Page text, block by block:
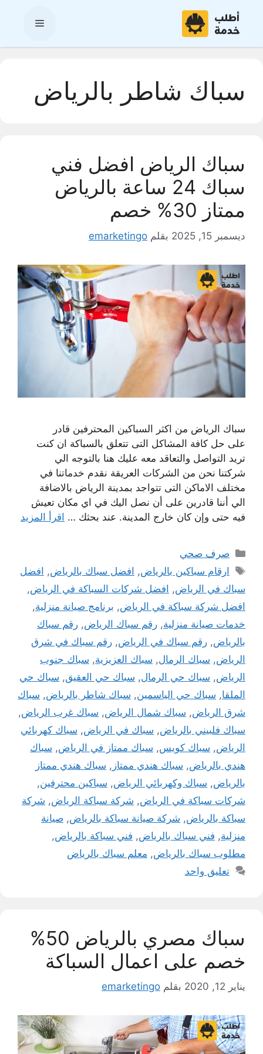
المحتوى
القائمة
سباك شاطر بالرياض
سباك الرياض افضل فني
سباك 24 ساعة بالرياض
ممتاز 30% خصم
ديسمبر 15, 2025 بقلم emarketingo
سباك الرياض من اكثر السباكين المحترفين قادر
على حل كافة المشاكل التى تتعلق بالسباكة ان كنت
تريد التواصل والتعاقد معه عليك هنا بالتوجه الي
شركتنا نحن من الشركات العريقة نقدم خدماتنا في
مختلف الاماكن التى تتواجد بمدينة الرياض بالاضافة
الي أننا قادرين على أن نصل اليك في اي مكان تعيش
فيه حتى وإن كان خارج المدينة. عند بحثك … اقرأ المزيد
التصنيفات
صرف صحي
الوسوم
ارقام سباكين بالرياض, افضل سباك بالرياض, افضل
سباك في الرياض, افضل شركات السباكة في الرياض,
افضل شركة سباكة في الرياض, برنامج صيانة منزلية,
خدمات صيانة منزلية, رقم سباك الرياض, رقم سباك
بالرياض, رقم سباك في الرياض, رقم سباك في شرق
الرياض, سباك الرمال, سباك العزيزية, سباك جنوب
الرياض, سباك حي الرمال, سباك حي العقيق, سباك حي
الملقا, سباك حي الياسمين, سباك شاطر بالرياض, سباك
شرق الرياض, سباك شمال الرياض, سباك غرب الرياض,
سباك فلبيني بالرياض, سباك في الرياض, سباك كهربائي
الرياض, سباك كويس, سباك ممتاز في الرياض, سباك
هندي بالرياض, سباك هندي ممتاز , سباك هندي ممتاز
بالرياض, سباك وكهربائي الرياض, سباكين محترفين,
شركات سباكة في الرياض, شركة سباكة الرياض, شركة
سباكة بالرياض, شركة صيانة سباكة بالرياض, صيانة
منزلية, فني سباك بالرياض, فني سباكة بالرياض,
مطلوب سباك بالرياض, معلم سباك بالرياض
تعليق واحد
سباك مصري بالرياض 50%
خصم على اعمال السباكة
يناير 12, 2020 بقلم emarketingo